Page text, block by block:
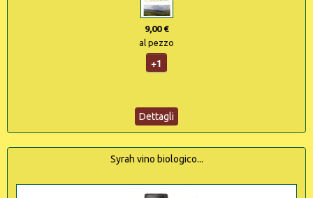
9,00 €
al pezzo
+1
Dettagli
Syrah vino biologico...